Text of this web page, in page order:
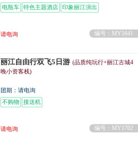
电瓶车 特色主题酒店 印象丽江演出
请电询
编号：MY1641
丽江自由行双飞5日游 (品质纯玩行+丽江古城4
晚小资客栈)
团期：请电询
不购物
接送机
请电询
编号：MY1702